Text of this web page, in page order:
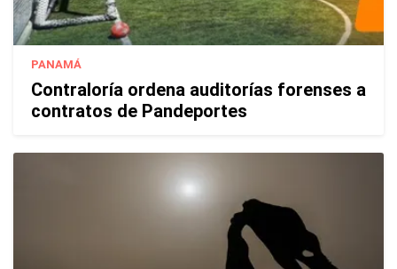
PANAMÁ
Contraloría ordena auditorías forenses a
contratos de Pandeportes